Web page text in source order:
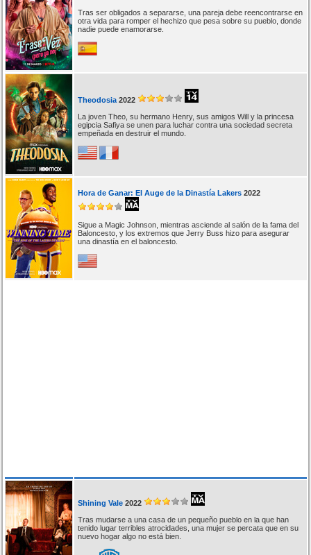
Tras ser obligados a separarse, una pareja debe reencontrarse en
otra vida para romper el hechizo que pesa sobre su pueblo, donde
nadie puede enamorarse.
Theodosia 2022
La joven Theo, su hermano Henry, sus amigos Will y la princesa
egipcia Safiya se unen para luchar contra una sociedad secreta
empeñada en destruir el mundo.
Hora de Ganar: El Auge de la Dinastía Lakers 2022
Sigue a Magic Johnson, mientras asciende al salón de la fama del
Baloncesto, y los extremos que Jerry Buss hizo para asegurar
una dinastía en el baloncesto.
Shining Vale 2022
Tras mudarse a una casa de un pequeño pueblo en la que han
tenido lugar terribles atrocidades, una mujer se percata que en su
nuevo hogar algo no está bien.